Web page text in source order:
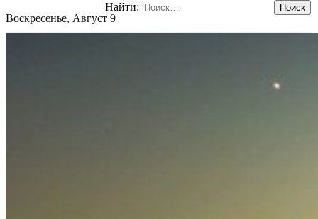
Воскресенье, Август 9
Найти: